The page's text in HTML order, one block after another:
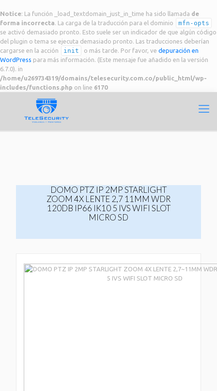
Notice: La función _load_textdomain_just_in_time ha sido llamada de
forma incorrecta. La carga de la traducción para el dominio mfn-opts
se activó demasiado pronto. Esto suele ser un indicador de que algún código
del plugin o tema se ejecuta demasiado pronto. Las traducciones deberían
cargarse en la acción
init o más tarde. Por favor, ve depuración en
WordPress para más información. (Este mensaje fue añadido en la versión
6.7.0). in
/home/u269734319/domains/telesecurity.com.co/public_html/wp-
includes/functions.php on line 6170
DOMO PTZ IP 2MP STARLIGHT
ZOOM 4X LENTE 2,7 11MM WDR
120DB IP66 IK10 5 IVS WIFI SLOT
MICRO SD